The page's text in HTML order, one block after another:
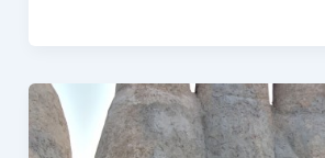
escuela
G-